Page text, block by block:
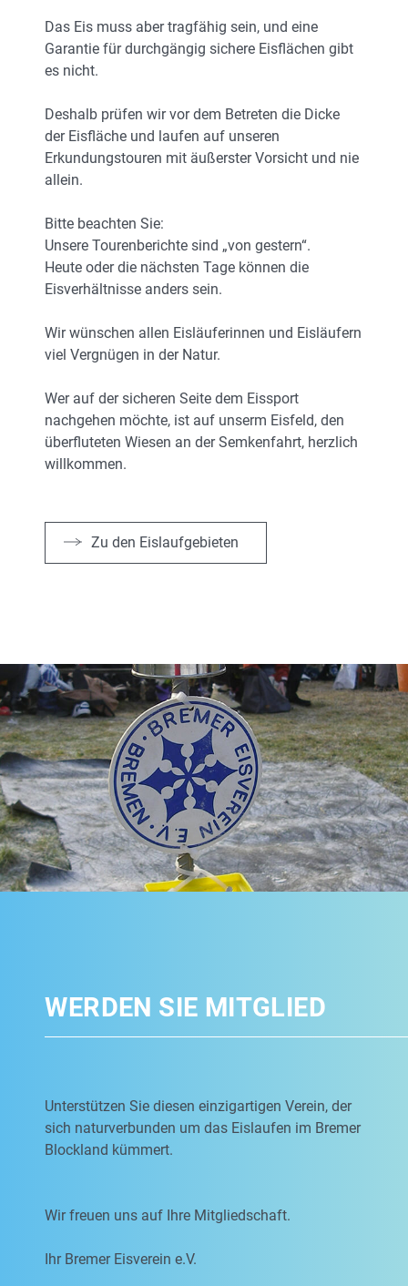
Das Eis muss aber tragfähig sein, und eine
Garantie für durchgängig sichere Eisflächen gibt
es nicht.
Deshalb prüfen wir vor dem Betreten die Dicke
der Eisfläche und laufen auf unseren
Erkundungstouren mit äußerster Vorsicht und nie
allein.
Bitte beachten Sie:
Unsere Tourenberichte sind „von gestern“.
Heute oder die nächsten Tage können die
Eisverhältnisse anders sein.
Wir wünschen allen Eisläuferinnen und Eisläufern
viel Vergnügen in der Natur.
Wer auf der sicheren Seite dem Eissport
nachgehen möchte, ist auf unserm Eisfeld, den
überfluteten Wiesen an der Semkenfahrt, herzlich
willkommen.
Zu den Eislaufgebieten
WERDEN SIE MITGLIED
Unterstützen Sie diesen einzigartigen Verein, der
sich naturverbunden um das Eislaufen im Bremer
Blockland kümmert.
Wir freuen uns auf Ihre Mitgliedschaft.
Ihr Bremer Eisverein e.V.